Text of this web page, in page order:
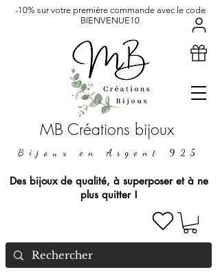
MB Créations bijoux
Bijoux en Argent 925
Des bijoux de qualité, à superposer et à ne
plus quitter !
-10% sur votre première commande avec le code
BIENVENUE10